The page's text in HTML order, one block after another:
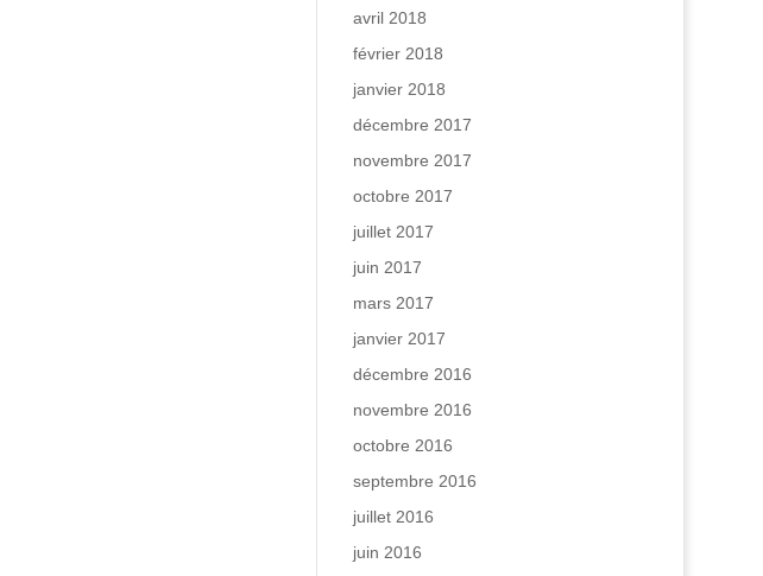
avril 2018
février 2018
janvier 2018
décembre 2017
novembre 2017
octobre 2017
juillet 2017
juin 2017
mars 2017
janvier 2017
décembre 2016
novembre 2016
octobre 2016
septembre 2016
juillet 2016
juin 2016